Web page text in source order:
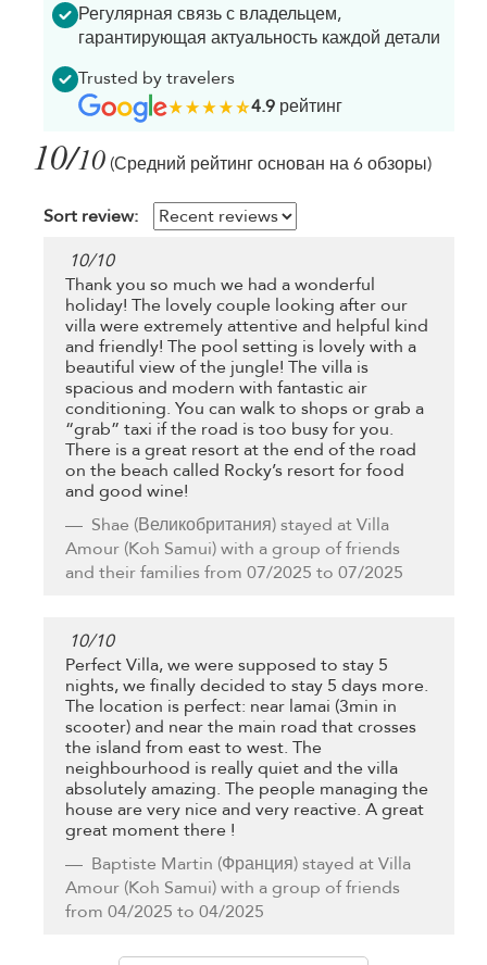
Регулярная связь с владельцем,
гарантирующая актуальность каждой детали
Trusted by travelers
4.9рейтинг
10/10 (Средний рейтинг основан на 6 обзоры)
Sort review:
10/10
Thank you so much we had a wonderful
holiday! The lovely couple looking after our
villa were extremely attentive and helpful kind
and friendly! The pool setting is lovely with a
beautiful view of the jungle! The villa is
spacious and modern with fantastic air
conditioning. You can walk to shops or grab a
“grab” taxi if the road is too busy for you.
There is a great resort at the end of the road
on the beach called Rocky’s resort for food
and good wine!
Shae (Великобритания) stayed at Villa
Amour (Koh Samui) with a group of friends
and their families from 07/2025 to 07/2025
10/10
Perfect Villa, we were supposed to stay 5
nights, we finally decided to stay 5 days more.
The location is perfect: near lamai (3min in
scooter) and near the main road that crosses
the island from east to west. The
neighbourhood is really quiet and the villa
absolutely amazing. The people managing the
house are very nice and very reactive. A great
great moment there !
Baptiste Martin (Франция) stayed at Villa
Amour (Koh Samui) with a group of friends
from 04/2025 to 04/2025